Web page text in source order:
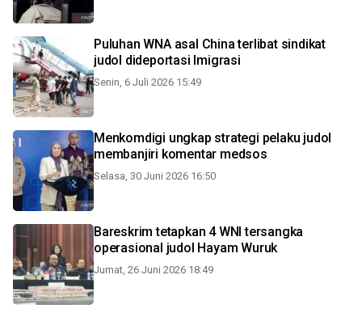
Puluhan WNA asal China terlibat sindikat
judol dideportasi Imigrasi
Senin, 6 Juli 2026 15:49
Menkomdigi ungkap strategi pelaku judol
membanjiri komentar medsos
Selasa, 30 Juni 2026 16:50
Bareskrim tetapkan 4 WNI tersangka
operasional judol Hayam Wuruk
Jumat, 26 Juni 2026 18:49